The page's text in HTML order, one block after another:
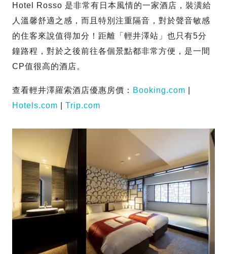
Hotel Rosso 是非常有日本風情的一家酒店，裝潢給
人溫馨舒適之感，而且特別注重隔音，對於聲音敏感
的住客來說值得加分！距離「輕井澤站」也只有5分
鐘路程，對於之後前往各個景點都非常方便，是一間
CP值很高的酒店。
查看輕井澤羅索酒店優惠房價： Booking.com
Hotels.com
Trip.com